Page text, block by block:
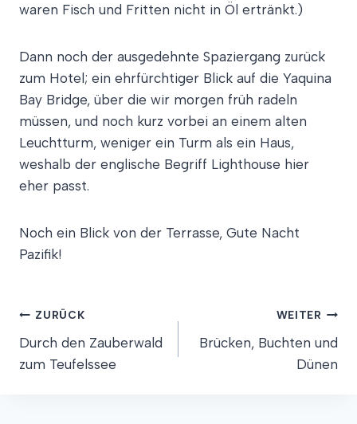
waren Fisch und Fritten nicht in Öl ertränkt.)
Dann noch der ausgedehnte Spaziergang zurück
zum Hotel; ein ehrfürchtiger Blick auf die Yaquina
Bay Bridge, über die wir morgen früh radeln
müssen, und noch kurz vorbei an einem alten
Leuchtturm, weniger ein Turm als ein Haus,
weshalb der englische Begriff Lighthouse hier
eher passt.
Noch ein Blick von der Terrasse, Gute Nacht
Pazifik!
Beitragsnavigation
ZURÜCK
Durch den Zauberwald
zum Teufelssee
WEITER
Brücken, Buchten und
Dünen